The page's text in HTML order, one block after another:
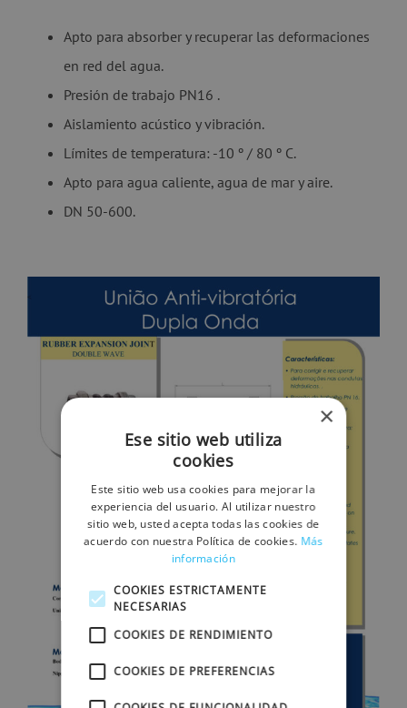
Apto para absorber y recuperar las deformaciones
en red del agua.
Presión de trabajo PN16 .
Aislamiento acústico y vibración.
Límites de temperatura: -10 º / 80 º C.
Apto para agua caliente, agua de mar y aire.
DN 50-600.
×
Ese sitio web utiliza
cookies
Este sitio web usa cookies para mejorar la
experiencia del usuario. Al utilizar nuestro
sitio web, usted acepta todas las cookies de
acuerdo con nuestra Política de cookies. Más
información
COOKIES ESTRICTAMENTE
NECESARIAS
COOKIES DE RENDIMIENTO
COOKIES DE PREFERENCIAS